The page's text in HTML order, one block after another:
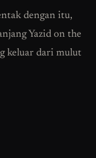
dengan itu,
Yazid on the
keluar dari mulut